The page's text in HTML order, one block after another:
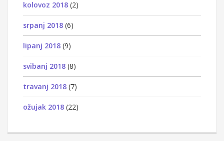
kolovoz 2018 (2)
srpanj 2018 (6)
lipanj 2018 (9)
svibanj 2018 (8)
travanj 2018 (7)
ožujak 2018 (22)